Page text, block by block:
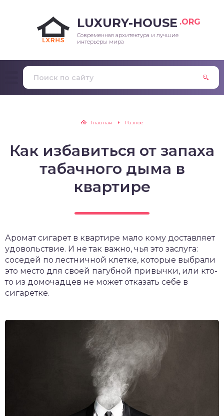
LUXURY-HOUSE .ORG
Современная архитектура и лучшие
интерьеры мира
Главная Разное
Как избавиться от запаха
табачного дыма в
квартире
Аромат сигарет в квартире мало кому доставляет
удовольствие. И не так важно, чья это заслуга:
соседей по лестничной клетке, которые выбрали
это место для своей пагубной привычки, или кто-
то из домочадцев не может отказать себе в
сигаретке.